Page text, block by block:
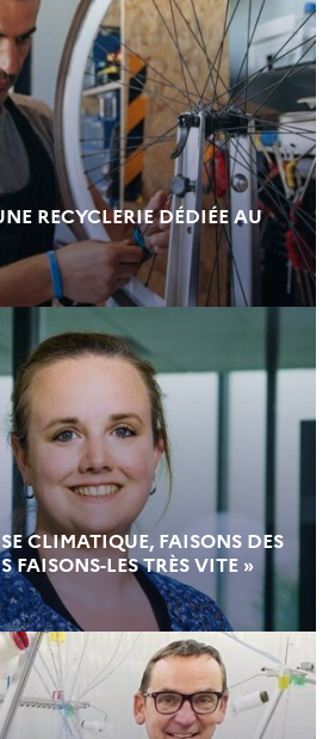
RECYCLERIE DÉDIÉE AU
CLIMATIQUE, FAISONS DES
FAISONS-LES TRÈS VITE »